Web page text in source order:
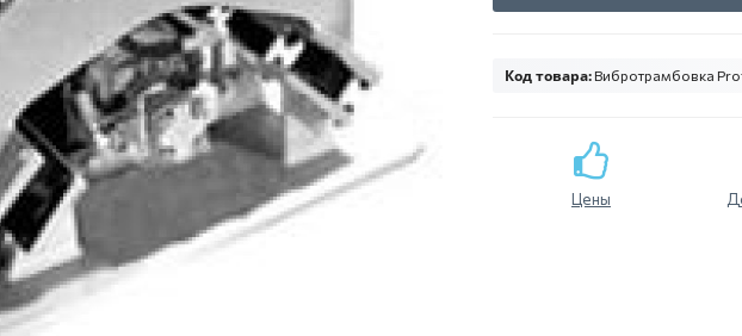
Код товара: Вибротрамбовка
Цены